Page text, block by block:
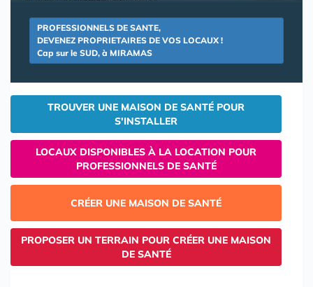
PROFESSIONNELS DE SANTE,
DEVENEZ PROPRIETAIRES DE VOS LOCAUX !
Cap sur le SUD, à MIRAMAS
TROUVER UNE MAISON DE SANTÉ POUR
S'INSTALLER
LOCAUX DISPONIBLES À LA LOCATION POUR
PROFESSIONNELS DE SANTÉ
CRÉER UNE MAISON DE SANTÉ
PROPOSER UN TERRAIN POUR CRÉER UNE MAISON
DE SANTÉ